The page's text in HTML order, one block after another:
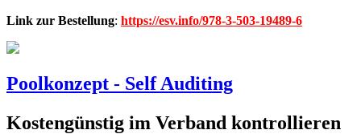
Link zur Bestellung: https://esv.info/978-3-503-19489-6
Poolkonzept - Self Auditing
Kostengünstig im Verband kontrollieren